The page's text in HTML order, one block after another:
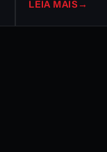
LEIA MAIS →